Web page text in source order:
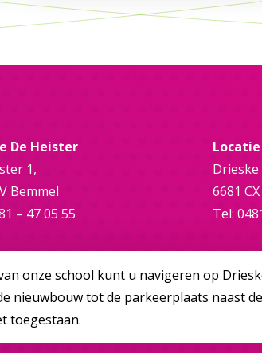
De Heister
1,
Bemmel
– 47 05 55
Locatie
Drieske
6681
Tel:
onze school kunt u navigeren op
nieuwbouw tot de parkeerplaats naast
toegestaan.